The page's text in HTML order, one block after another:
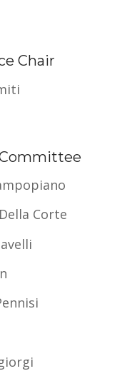
Chair
Corte